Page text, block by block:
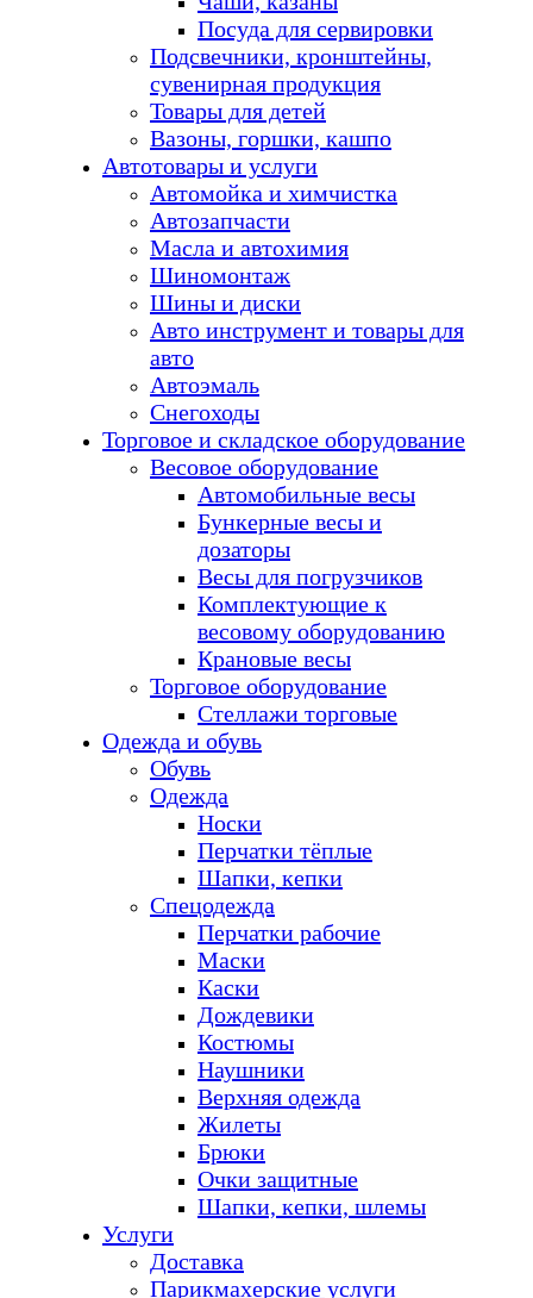
Посуда для сервировки
Подсвечники, кронштейны,
сувенирная продукция
Товары для детей
Вазоны, горшки, кашпо
Автотовары и услуги
Автомойка и химчистка
Автозапчасти
Масла и автохимия
Шиномонтаж
Шины и диски
Авто инструмент и товары для
авто
Автоэмаль
Снегоходы
Торговое и складское оборудование
Весовое оборудование
Автомобильные весы
Бункерные весы и
дозаторы
Весы для погрузчиков
Комплектующие к
весовому оборудованию
Крановые весы
Торговое оборудование
Стеллажи торговые
Одежда и обувь
Обувь
Одежда
Носки
Перчатки тёплые
Шапки, кепки
Спецодежда
Перчатки рабочие
Маски
Каски
Дождевики
Костюмы
Наушники
Верхняя одежда
Жилеты
Брюки
Очки защитные
Шапки, кепки, шлемы
Услуги
Доставка
Парикмахерские услуги